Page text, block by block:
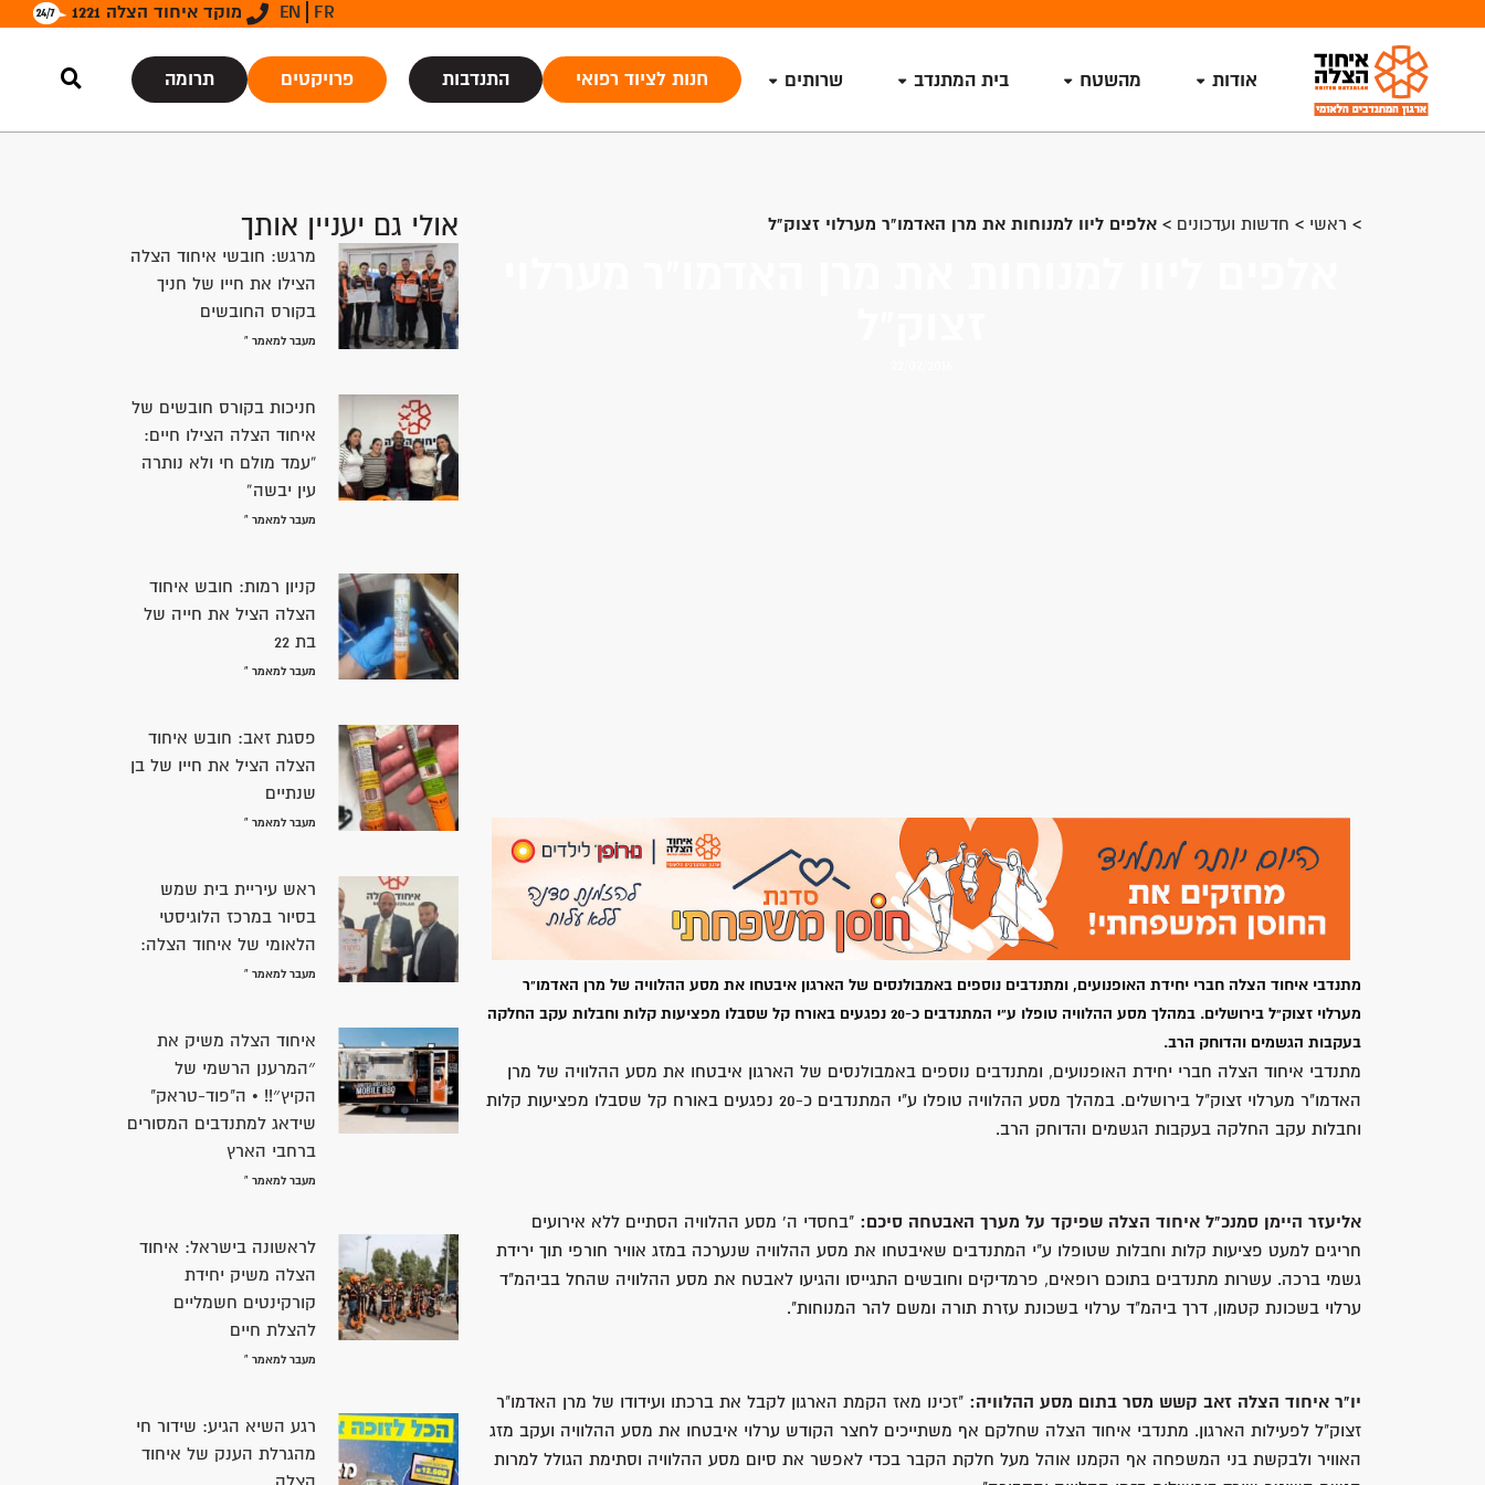
מוקד איחוד הצלה 1221 EN FR
אודות מהשטח בית המתנדב שרותים חנות לציוד רפואי התנדבות פרויקטים תרומה
> ראשי > חדשות ועדכונים > אלפים ליוו למנוחות את מרן האדמו"ר מערלוי זצוק"ל
מתנדבי איחוד הצלה חברי יחידת האופנועים, ומתנדבים נוספים באמבולנסים של הארגון איבטחו את מסע ההלוויה של מרן האדמו"ר
מערלוי זצוק"ל בירושלים. במהלך מסע ההלוויה טופלו ע"י המתנדבים כ-20 נפגעים באורח קל שסבלו מפציעות קלות וחבלות עקב החלקה
בעקבות הגשמים והדוחק הרב.
מתנדבי איחוד הצלה חברי יחידת האופנועים, ומתנדבים נוספים באמבולנסים של הארגון איבטחו את מסע ההלוויה של מרן
האדמו"ר מערלוי זצוק"ל בירושלים. במהלך מסע ההלוויה טופלו ע"י המתנדבים כ-20 נפגעים באורח קל שסבלו מפציעות קלות
וחבלות עקב החלקה בעקבות הגשמים והדוחק הרב.
אליעזר היימן סמנכ"ל איחוד הצלה שפיקד על מערך האבטחה סיכם: "בחסדי ה' מסע ההלוויה הסתיים ללא אירועים
חריגים למעט פציעות קלות וחבלות שטופלו ע"י המתנדבים שאיבטחו את מסע ההלוויה שנערכה במזג אוויר חורפי תוך ירידת
גשמי ברכה. עשרות מתנדבים בתוכם רופאים, פרמדיקים וחובשים התגייסו והגיעו לאבטח את מסע ההלוויה שהחל בביהמ"ד
ערלוי בשכונת קטמון, דרך ביהמ"ד ערלוי בשכונת עזרת תורה ומשם להר המנוחות".
יו"ר איחוד הצלה זאב קשש מסר בתום מסע ההלוויה: "זכינו מאז הקמת הארגון לקבל את ברכתו ועידודו של מרן האדמו"ר
זצוק"ל לפעילות הארגון. מתנדבי איחוד הצלה שחלקם אף משתייכים לחצר הקודש ערלוי איבטחו את מסע ההלוויה ועקב מזג
האוויר ולבקשת בני המשפחה אף הקמנו אוהל מעל חלקת הקבר בכדי לאפשר את סיום מסע ההלוויה וסתימת הגולל למרות
אולי גם יעניין אותך
מרגש: חובשי איחוד הצלה
הצילו את חייו של חניך
בקורס החובשים
מעבר למאמר »
חניכות בקורס חובשים של
איחוד הצלה הצילו חיים:
“עמד מולם חי ולא נותרה
עין יבשה”
מעבר למאמר »
קניון רמות: חובש איחוד
הצלה הציל את חייה של
בת 22
מעבר למאמר »
פסגת זאב: חובש איחוד
הצלה הציל את חייו של בן
שנתיים
מעבר למאמר »
ראש עיריית בית שמש
בסיור במרכז הלוגיסטי
הלאומי של איחוד הצלה:
מעבר למאמר »
איחוד הצלה משיק את
״המרענן הרשמי של
הקיץ״!! • ה"פוד-טראק"
שידאג למתנדבים המסורים
ברחבי הארץ
מעבר למאמר »
לראשונה בישראל: איחוד
הצלה משיק יחידת
קורקינטים חשמליים
להצלת חיים
מעבר למאמר »
רגע השיא הגיע: שידור חי
מהגרלת הענק של איחוד